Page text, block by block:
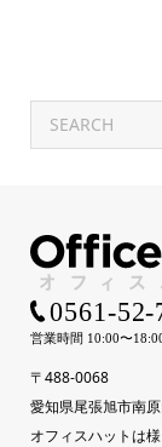
〒488-0068
愛知県尾張旭市南
オフィスハットは